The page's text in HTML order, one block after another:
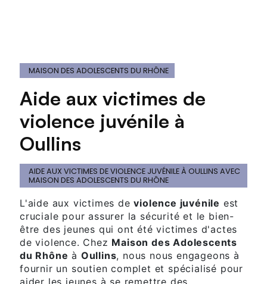
MAISON DES ADOLESCENTS DU RHÔNE
Aide aux victimes de
violence juvénile à
Oullins
AIDE AUX VICTIMES DE VIOLENCE JUVÉNILE À OULLINS AVEC
MAISON DES ADOLESCENTS DU RHÔNE
L'aide aux victimes deviolence juvénile est
cruciale pour assurer la sécurité et le bien-
être des jeunes qui ont été victimes d'actes
de violence. Chez Maison des Adolescents
du Rhône à Oullins, nous nous engageons à
fournir un soutien complet et spécialisé pour